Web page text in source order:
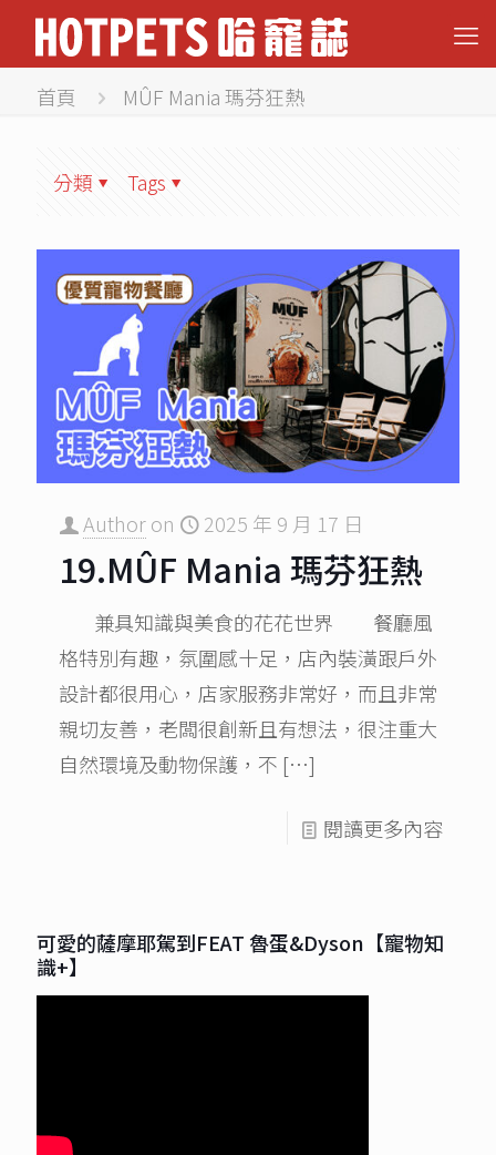
首頁 MÛF Mania 瑪芬狂熱
分類 Tags
Authoron 2025 年 9 月 17 日
19.MÛF Mania 瑪芬狂熱
兼具知識與美食的花花世界 餐廳風
格特別有趣，氛圍感十足，店內裝潢跟戶外
設計都很用心，店家服務非常好，而且非常
親切友善，老闆很創新且有想法，很注重大
自然環境及動物保護，不 […]
閱讀更多內容
可愛的薩摩耶駕到FEAT 魯蛋&Dyson【寵物知
識+】